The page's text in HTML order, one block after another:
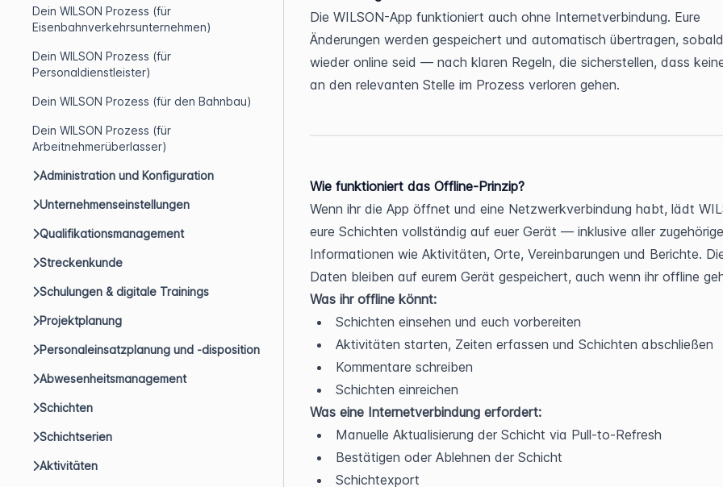
Dein WILSON Prozess (für
Eisenbahnverkehrsunternehmen)
Dein WILSON Prozess (für
Personaldienstleister)
Dein WILSON Prozess (für den Bahnbau)
Dein WILSON Prozess (für
Arbeitnehmerüberlasser)
Administration und Konfiguration
Unternehmenseinstellungen
Qualifikationsmanagement
Streckenkunde
Schulungen & digitale Trainings
Projektplanung
Personaleinsatzplanung und -disposition
Abwesenheitsmanagement
Schichten
Schichtserien
Aktivitäten
Die WILSON-App funktioniert auch ohne Internetverbindung. Eure
Änderungen werden gespeichert und automatisch übertragen,
wieder online seid — nach klaren Regeln, die sicherstellen, dass
an den relevanten Stelle im Prozess verloren gehen.
Wie funktioniert das Offline-Prinzip?
Wenn ihr die App öffnet und eine Netzwerkverbindung habt, lädt
eure Schichten vollständig auf euer Gerät — inklusive aller
Informationen wie Aktivitäten, Orte, Vereinbarungen und Berichte.
Daten bleiben auf eurem Gerät gespeichert, auch wenn ihr offline
Was ihr offline könnt:
Schichten einsehen und euch vorbereiten
Aktivitäten starten, Zeiten erfassen und Schichten abschließen
Kommentare schreiben
Schichten einreichen
Was eine Internetverbindung erfordert:
Manuelle Aktualisierung der Schicht via Pull-to-Refresh
Bestätigen oder Ablehnen der Schicht
Schichtexport